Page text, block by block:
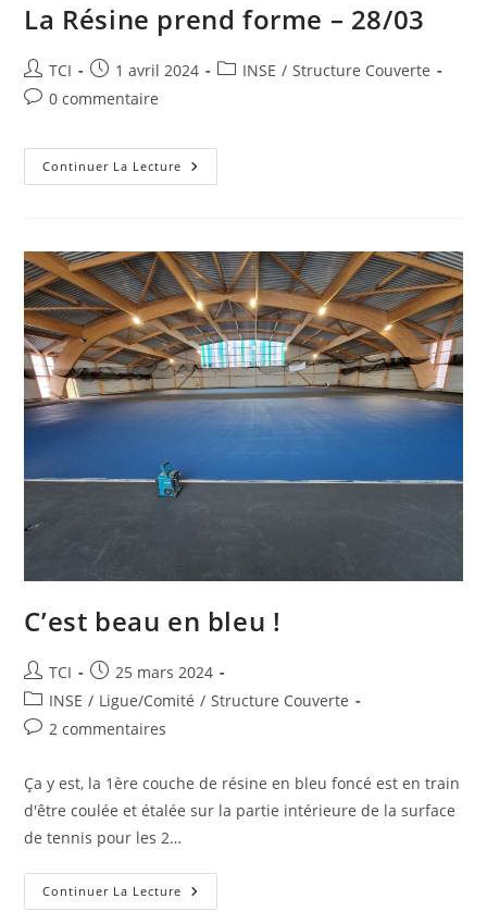
La Résine prend forme – 28/03
Auteur/autrice
de
TCI
Publication
publiée :
1 avril 2024
PostINSE / Structure Couverte
Commentaires
la
publication :
0 commentaire
Continuer La Lecture La
Résine
C’est beau en bleu !
Auteur/autrice
de
la
publication :
TCI
Publication
publiée :
25 mars 2024
Post
category:
INSE / Ligue/Comité / Structure Couverte
Commentaires
publication :
2 commentaires
Ça y est, la 1ère couche de résine en bleu foncé est en train
d'être coulée et étalée sur la partie intérieure de la surface
de tennis pour les 2…
Continuer La Lecture C’est
Beau